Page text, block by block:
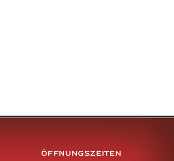
ÖFFNUNGSZEITEN